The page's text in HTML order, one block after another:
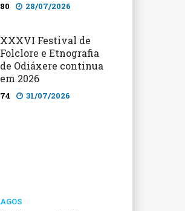
80 28/07/2026
XXXVI Festival de
Folclore e Etnografia
de Odiáxere continua
em 2026
74 31/07/2026